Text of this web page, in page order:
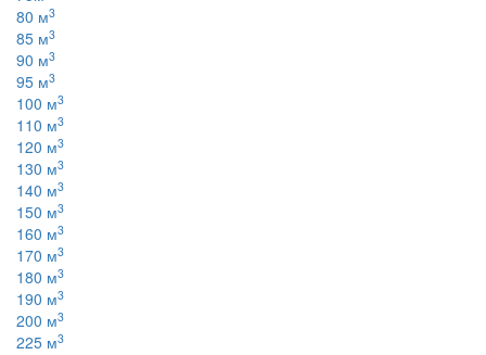
80 м3
85 м3
90 м3
95 м3
100 м3
110 м3
120 м3
130 м3
140 м3
150 м3
160 м3
170 м3
180 м3
190 м3
200 м3
225 м3